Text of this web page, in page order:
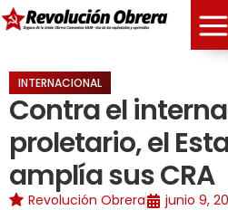
INTERNACIONAL
Contra el
proletario, el
amplía sus CRA
Revolución Obrera junio 9,